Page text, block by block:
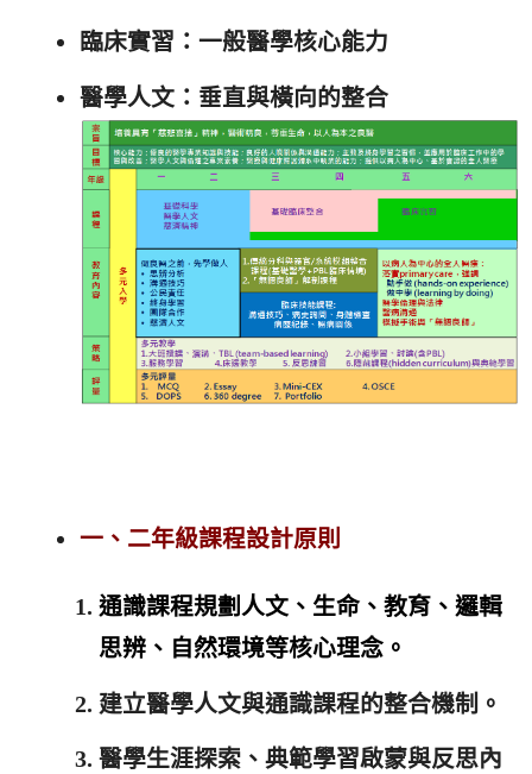
臨床實習：一般醫學核心能力
醫學人文：垂直與橫向的整合
一、二年級課程設計原則
通識課程規劃人文、生命、教育、邏輯
思辨、自然環境等核心理念。
建立醫學人文與通識課程的整合機制。
醫學生涯探索、典範學習啟蒙與反思內